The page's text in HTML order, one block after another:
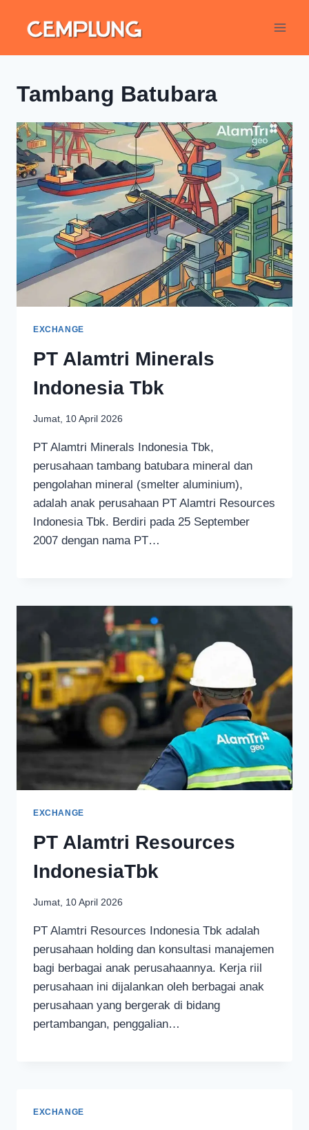
Tambang Batubara
EXCHANGE
PT Alamtri Minerals
Indonesia Tbk
Jumat, 10 April 2026
PT Alamtri Minerals Indonesia Tbk,
perusahaan tambang batubara mineral dan
pengolahan mineral (smelter aluminium),
adalah anak perusahaan PT Alamtri Resources
Indonesia Tbk. Berdiri pada 25 September
2007 dengan nama PT…
EXCHANGE
PT Alamtri Resources
IndonesiaTbk
Jumat, 10 April 2026
PT Alamtri Resources Indonesia Tbk adalah
perusahaan holding dan konsultasi manajemen
bagi berbagai anak perusahaannya. Kerja riil
perusahaan ini dijalankan oleh berbagai anak
perusahaan yang bergerak di bidang
pertambangan, penggalian…
EXCHANGE